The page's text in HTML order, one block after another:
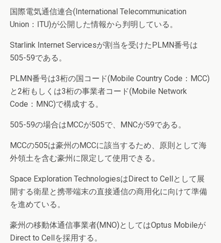
国際電気通信連合(International Telecommunication
Union：ITU)が公開した情報から判明している。
Starlink Internet Servicesが割当を受けたPLMN番号は
505-59である。
PLMN番号は3桁の国コード(Mobile Country Code：MCC)
と2桁もしくは3桁の事業者コード(Mobile Network
Code：MNC)で構成する。
505-59の場合はMCCが505で、MNCが59である。
MCCの505は豪州のMCCに該当するため、原則として海
外領土を含む豪州に限定して使用できる。
Space Exploration TechnologiesはDirect to Cellとして展
開する衛星と携帯端末の直接通信の商用化に向けて準備
を進めている。
豪州の移動体通信事業者(MNO)としてはOptus Mobileが
Direct to Cellを採用する。